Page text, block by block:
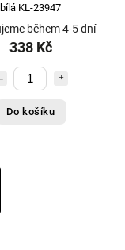
bílá KL-23947
během 4-5 dní
338 Kč
Do košíku